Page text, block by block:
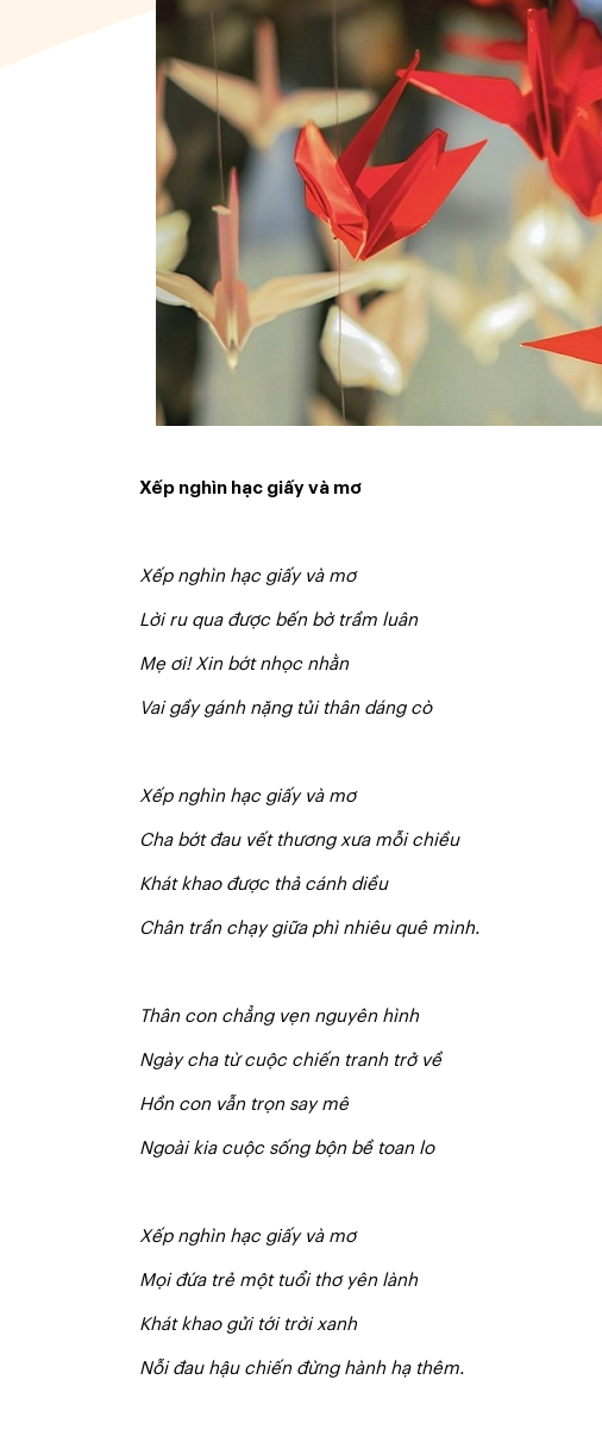
Xếp nghìn hạc giấy và mơ
Xếp nghìn hạc giấy và mơ
Lời ru qua được bến bờ trầm luân
Mẹ ơi! Xin bớt nhọc nhằn
Vai gầy gánh nặng tủi thân dáng cò
Xếp nghìn hạc giấy và mơ
Cha bớt đau vết thương xưa mỗi chiều
Khát khao được thả cánh diều
Chân trần chạy giữa phì nhiêu quê mình.
Thân con chẳng vẹn nguyên hình
Ngày cha từ cuộc chiến tranh trở về
Hồn con vẫn trọn say mê
Ngoài kia cuộc sống bộn bề toan lo
Xếp nghìn hạc giấy và mơ
Mọi đứa trẻ một tuổi thơ yên lành
Khát khao gửi tới trời xanh
Nỗi đau hậu chiến đừng hành hạ thêm.